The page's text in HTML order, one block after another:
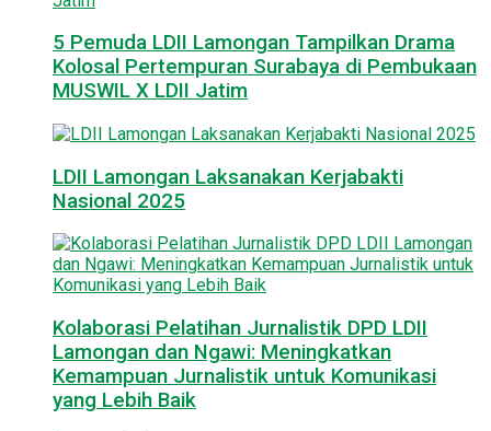
5 Pemuda LDII Lamongan Tampilkan Drama
Kolosal Pertempuran Surabaya di Pembukaan
MUSWIL X LDII Jatim
LDII Lamongan Laksanakan Kerjabakti
Nasional 2025
Kolaborasi Pelatihan Jurnalistik DPD LDII
Lamongan dan Ngawi: Meningkatkan
Kemampuan Jurnalistik untuk Komunikasi
yang Lebih Baik